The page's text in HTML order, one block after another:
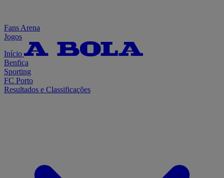
Fans Arena
Jogos
Início
Benfica
Sporting
FC Porto
Resultados e Classificações